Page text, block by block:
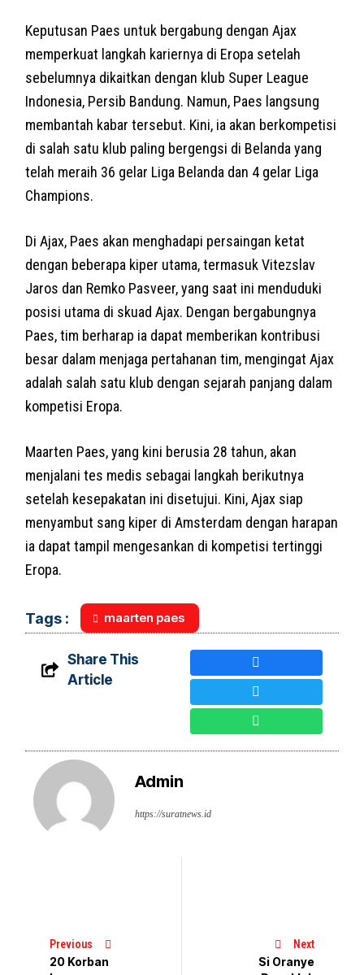
Keputusan Paes untuk bergabung dengan Ajax
memperkuat langkah kariernya di Eropa setelah
sebelumnya dikaitkan dengan klub Super League
Indonesia, Persib Bandung. Namun, Paes langsung
membantah kabar tersebut. Kini, ia akan berkompetisi
di salah satu klub paling bergengsi di Belanda yang
telah meraih 36 gelar Liga Belanda dan 4 gelar Liga
Champions.
Di Ajax, Paes akan menghadapi persaingan ketat
dengan beberapa kiper utama, termasuk Vitezslav
Jaros dan Remko Pasveer, yang saat ini menduduki
posisi utama di skuad Ajax. Dengan bergabungnya
Paes, tim berharap ia dapat memberikan kontribusi
besar dalam menjaga pertahanan tim, mengingat Ajax
adalah salah satu klub dengan sejarah panjang dalam
kompetisi Eropa.
Maarten Paes, yang kini berusia 28 tahun, akan
menjalani tes medis sebagai langkah berikutnya
setelah kesepakatan ini disetujui. Kini, Ajax siap
menyambut sang kiper di Amsterdam dengan harapan
ia dapat tampil mengesankan di kompetisi tertinggi
Eropa.
Tags : maarten paes
Share This
Article
Admin
https://suratnews.id
Previous
20 Korban
Next
Si Oranye